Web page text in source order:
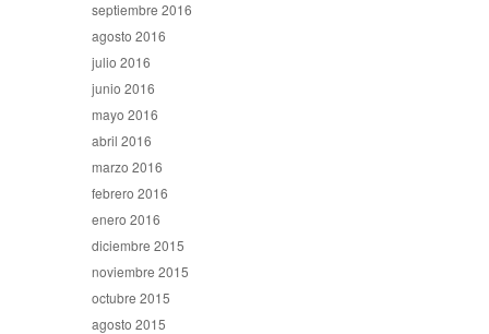
septiembre 2016
agosto 2016
julio 2016
junio 2016
mayo 2016
abril 2016
marzo 2016
febrero 2016
enero 2016
diciembre 2015
noviembre 2015
octubre 2015
agosto 2015